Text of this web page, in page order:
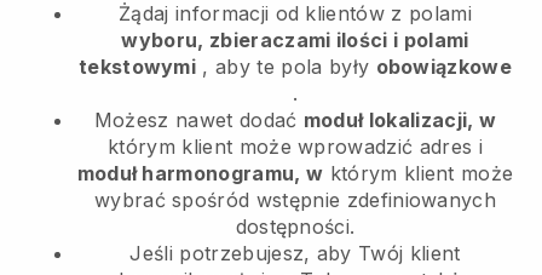
Żądaj informacji od klientów z polami
wyboru, zbieraczami ilości i polami
tekstowymi , aby te pola były obowiązkowe
.
Możesz nawet dodać moduł lokalizacji, w
którym klient może wprowadzić adres i
moduł harmonogramu, w którym klient może
wybrać spośród wstępnie zdefiniowanych
dostępności.
Jeśli potrzebujesz, aby Twój klient